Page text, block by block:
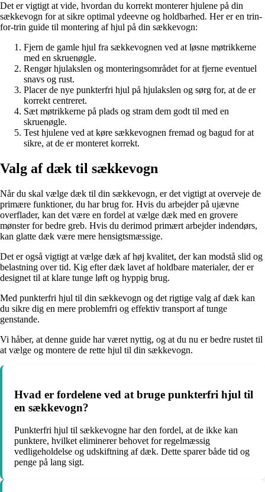
Det er vigtigt at vide, hvordan du korrekt monterer hjulene på din
sækkevogn for at sikre optimal ydeevne og holdbarhed. Her er en trin-
for-trin guide til montering af hjul på din sækkevogn:
Fjern de gamle hjul fra sækkevognen ved at løsne møtrikkerne
med en skruenøgle.
Rengør hjulakslen og monteringsområdet for at fjerne eventuel
snavs og rust.
Placer de nye punkterfri hjul på hjulakslen og sørg for, at de er
korrekt centreret.
Sæt møtrikkerne på plads og stram dem godt til med en
skruenøgle.
Test hjulene ved at køre sækkevognen fremad og bagud for at
sikre, at de er monteret korrekt.
Valg af dæk til sækkevogn
Når du skal vælge dæk til din sækkevogn, er det vigtigt at overveje de
primære funktioner, du har brug for. Hvis du arbejder på ujævne
overflader, kan det være en fordel at vælge dæk med en grovere
mønster for bedre greb. Hvis du derimod primært arbejder indendørs,
kan glatte dæk være mere hensigtsmæssige.
Det er også vigtigt at vælge dæk af høj kvalitet, der kan modstå slid og
belastning over tid. Kig efter dæk lavet af holdbare materialer, der er
designet til at klare tunge løft og hyppig brug.
Med punkterfri hjul til din sækkevogn og det rigtige valg af dæk kan
du sikre dig en mere problemfri og effektiv transport af tunge
genstande.
Vi håber, at denne guide har været nyttig, og at du nu er bedre rustet til
at vælge og montere de rette hjul til din sækkevogn.
Hvad er fordelene ved at bruge punkterfri hjul til
en sækkevogn?
Punkterfri hjul til sækkevogne har den fordel, at de ikke kan
punktere, hvilket eliminerer behovet for regelmæssig
vedligeholdelse og udskiftning af dæk. Dette sparer både tid og
penge på lang sigt.